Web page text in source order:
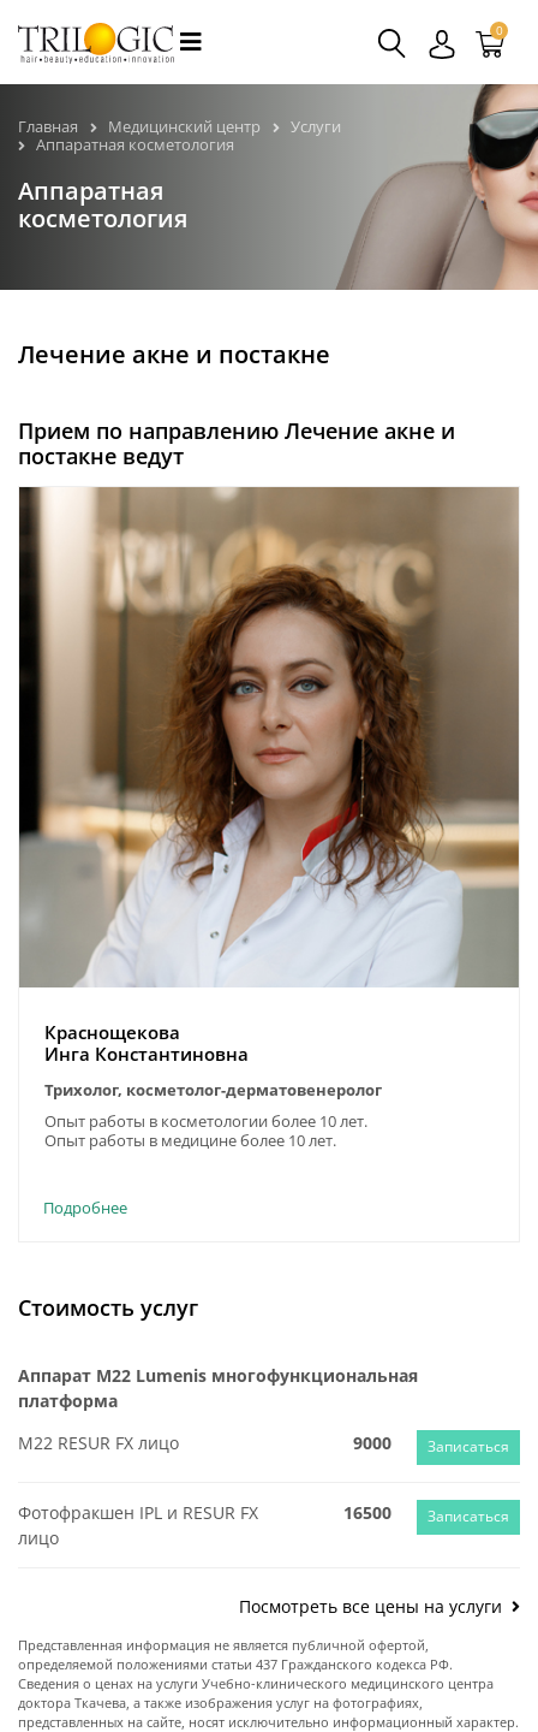
0
Главная Медицинский центр
Услуги
Аппаратная косметология
Аппаратная
косметология
Лечение акне и постакне
Прием по направлению Лечение акне и
постакне ведут
Краснощекова
Инга Константиновна
Трихолог, косметолог-дерматовенеролог
Опыт работы в косметологии более 10 лет.
Опыт работы в медицине более 10 лет.
Подробнее
Стоимость услуг
Аппарат М22 Lumenis многофункциональная
платформа
М22 RESUR FX лицо
9000 Записаться
Фотофракшен IPL и RESUR FX
лицо
16500 Записаться
Посмотреть все цены на услуги
Представленная информация не является публичной офертой,
определяемой положениями статьи 437 Гражданского кодекса РФ.
Сведения о ценах на услуги Учебно-клинического медицинского центра
доктора Ткачева, а также изображения услуг на фотографиях,
представленных на сайте, носят исключительно информационный характер.